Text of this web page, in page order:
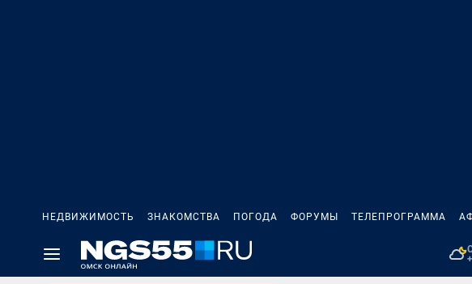
НЕДВИЖИМОСТЬ ЗНАКОМСТВА ПОГОДА ФОРУМЫ ТЕЛЕПРОГРАММА